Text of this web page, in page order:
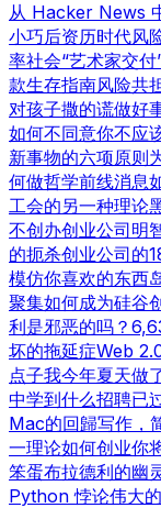
从 Hacker News
小巧后资历时代风
率社会“艺术家交
款生存指南风险共
对孩子撒的谎做好
如何不同意你不应
新事物的六项原则
何做哲学前线消息
工会的另一种理论
不创办创业公司明
的扼杀创业公司的
模仿你喜欢的东西
聚集如何成为硅谷
利是邪恶的吗？
坏的拖延症Web
点子我今年夏天做
中学到什么招聘已
Mac的回歸写作，
一理论如何创业你
笨蛋布拉德利的幽
Python 悖论伟大